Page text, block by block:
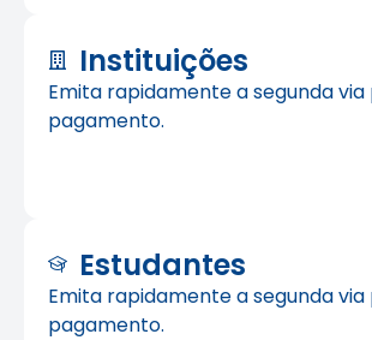
Instituições
Emita rapidamente a segunda
pagamento.
Estudantes
Emita rapidamente a segunda
pagamento.